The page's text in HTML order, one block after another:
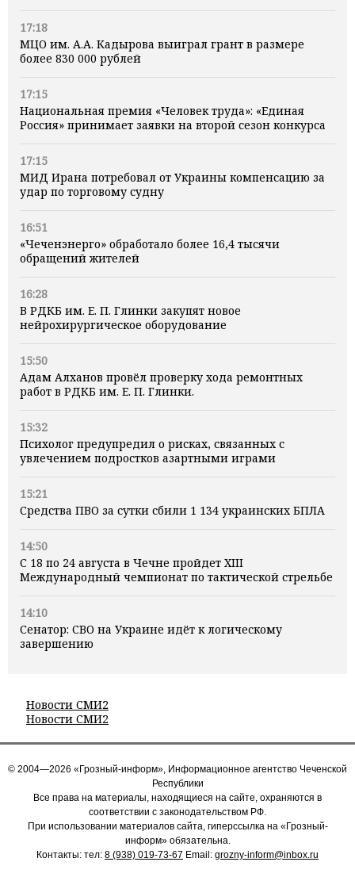
17:18
МЦО им. А.А. Кадырова выиграл грант в размере
более 830 000 рублей
17:15
Национальная премия «Человек труда»: «Единая
Россия» принимает заявки на второй сезон конкурса
17:15
МИД Ирана потребовал от Украины компенсацию за
удар по торговому судну
16:51
«Чеченэнерго» обработало более 16,4 тысячи
обращений жителей
16:28
В РДКБ им. Е. П. Глинки закупят новое
нейрохирургическое оборудование
15:50
Адам Алханов провёл проверку хода ремонтных
работ в РДКБ им. Е. П. Глинки.
15:32
Психолог предупредил о рисках, связанных с
увлечением подростков азартными играми
15:21
Средства ПВО за сутки сбили 1 134 украинских БПЛА
14:50
С 18 по 24 августа в Чечне пройдет XIII
Международный чемпионат по тактической стрельбе
14:10
Сенатор: СВО на Украине идёт к логическому
завершению
Новости СМИ2
Новости СМИ2
© 2004—2026 «Грозный-информ», Информационное агентство Чеченской
Республики
Все права на материалы, находящиеся на сайте, охраняются в
соответствии с законодательством РФ.
При использовании материалов сайта, гиперссылка на «Грозный-
информ» обязательна.
Контакты: тел: 8 (938) 019-73-67 Email: grozny-inform@inbox.ru